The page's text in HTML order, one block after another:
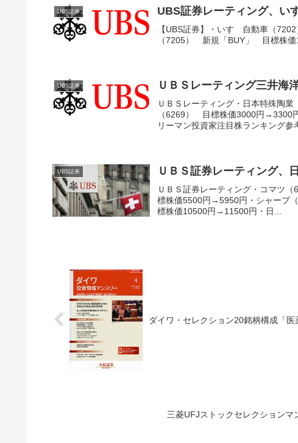
UBS証券 UBS証券レーティング、い
【UBS証券】・いすゞ自動車（
（7205） 新規「BUY」 目標株価
UBS証券 ＵＢＳレーティング三井海
ＵＢＳレーティング・日本特殊陶
（6269） 目標株価3000円→3300
リーマン投資家注目株ランキング参
UBS証券 ＵＢＳ証券レーティング、
ＵＢＳ証券レーティング・コマツ
標株価5500円→5950円・シャー
標株価10500円→11500円・日...
ダイワ・セレクション20銘柄構成「医
三菱UFJストックセレクション